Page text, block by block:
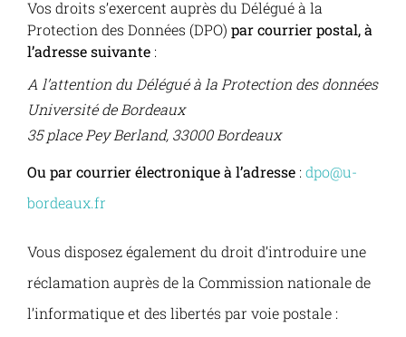
Vos droits s’exercent auprès du Délégué à la
Protection des Données (DPO) par courrier postal, à
l’adresse suivante:
A l’attention du Délégué à la Protection des données
Université de Bordeaux
35 place Pey Berland, 33000 Bordeaux
Ou par courrier électronique à l’adresse: dpo@u-
bordeaux.fr
Vous disposez également du droit d’introduire une
réclamation auprès de la Commission nationale de
l’informatique et des libertés par voie postale :